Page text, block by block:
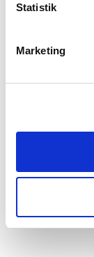
Statistik
Marketing